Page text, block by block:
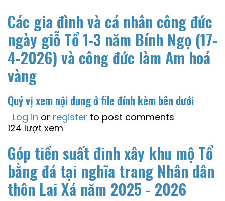
Các gia đình và cá nhân công đức
ngày giỗ Tổ 1-3 năm Bính Ngọ (17-
4-2026) và công đức làm Am hoá
vàng
Quý vị xem nội dung ở file đính kèm bên dưới
Log in or register to post comments
124 lượt xem
Góp tiền suất đinh xây khu mộ Tổ
bằng đá tại nghĩa trang Nhân dân
thôn Lai Xá năm 2025 - 2026